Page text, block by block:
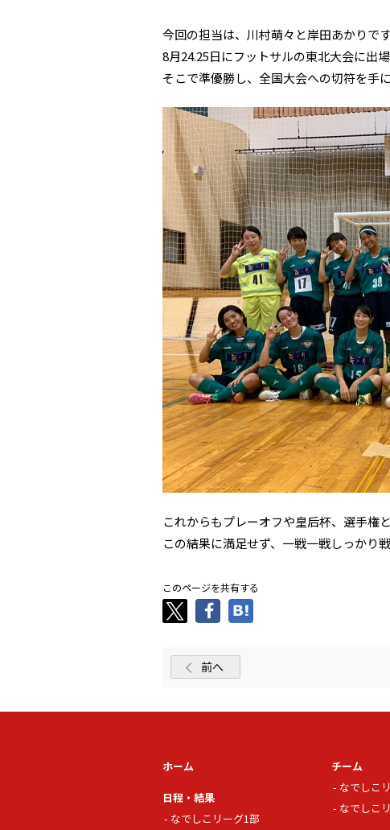
今回の担当は、川村萌々と岸田あかりです
8月24.25日にフットサルの東北大会に出場
そこで準優勝し、全国大会への切符を手
これからもプレーオフや皇后杯、選手権
この結果に満足せず、一戦一戦しっかり戦
このページを共有する
前へ
ホーム
日程・結果
なでしこリーグ1部
チーム
なでしこ
なでしこ